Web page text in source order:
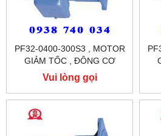
PF32-0400-300S3 , MOTOR
GIẢM TỐC , ĐÔNG CƠ
GIẢM TỐC MẶT BÍCH
TUNGLEE
Vui lòng gọi